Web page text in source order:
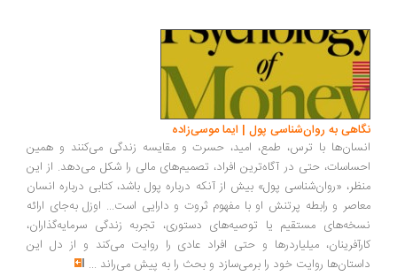
نگاهی به روان‌شناسی پول | ایما موسی‌زاده
انسان‌ها با ترس، طمع، امید، حسرت و مقایسه زندگی می‌کنند و همین
احساسات، حتی در آگاه‌ترین افراد، تصمیم‌های مالی را شکل می‌دهد. از این
منظر، «روان‌شناسی پول» بیش از آنکه درباره پول باشد، کتابی درباره انسان
معاصر و رابطه پرتنش او با مفهوم ثروت و دارایی است... اوزل به‌جای ارائه
نسخه‌های مستقیم یا توصیه‌های دستوری، تجربه زندگی سرمایه‌گذاران،
کارآفرینان، میلیاردرها و حتی افراد عادی را روایت می‌کند و از دل این
داستان‌ها روایت خود را برمی‌سازد و بحث را به پیش می‌راند ...